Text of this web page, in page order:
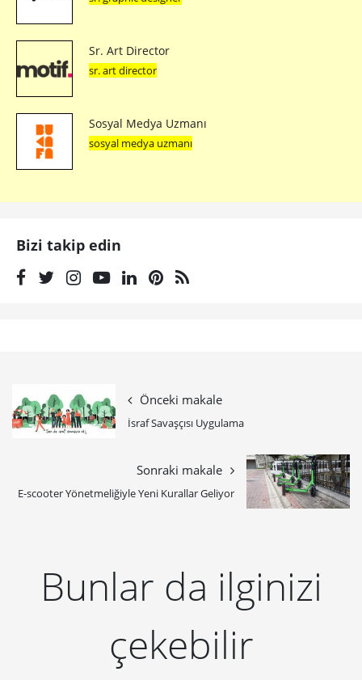
Sr. Art Director
sr. art director
Sosyal Medya Uzmanı
sosyal medya uzmanı
Bizi takip edin
Önceki makale
İsraf Savaşçısı Uygulama
Sonraki makale
E-scooter Yönetmeliğiyle Yeni Kurallar Geliyor
Bunlar da ilginizi
çekebilir